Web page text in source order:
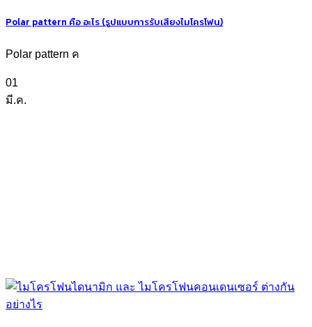
Polar pattern คือ อะไร (รูปแบบการรับเสียงไมโครโฟน)
Polar pattern ค
01
มี.ค.